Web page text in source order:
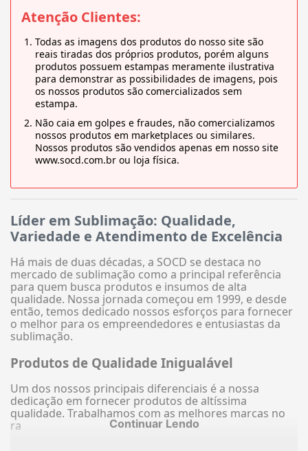
Atenção Clientes:
Todas as imagens dos produtos do nosso site são
reais tiradas dos próprios produtos, porém alguns
produtos possuem estampas meramente ilustrativa
para demonstrar as possibilidades de imagens, pois
os nossos produtos são comercializados sem
estampa.
Não caia em golpes e fraudes, não comercializamos
nossos produtos em marketplaces ou similares.
Nossos produtos são vendidos apenas em nosso site
www.socd.com.br ou loja física.
Líder em Sublimação: Qualidade,
Variedade e Atendimento de Excelência
Há mais de duas décadas, a SOCD se destaca no
mercado de sublimação como a principal referência
para quem busca produtos e insumos de alta
qualidade. Nossa jornada começou em 1999, e desde
então, temos dedicado nossos esforços para fornecer
o melhor para os empreendedores e entusiastas da
sublimação.
Produtos de Qualidade Inigualável
Um dos nossos principais diferenciais é a nossa
dedicação em fornecer produtos de altíssima
qualidade. Trabalhamos com as melhores marcas no
ra
Continuar Lendo